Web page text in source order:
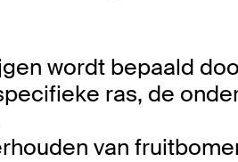
wordt bepaald
ras, de
van